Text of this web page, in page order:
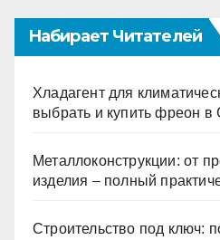
Набирает Читателей
Хладагент для
выбрать и купить фреон в
Металлоконструкции: от
изделия – полный
Строительство под ключ: